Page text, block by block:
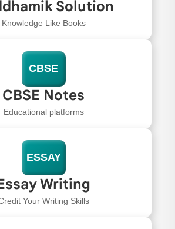
Solution
Knowledge Like Books
CBSE
CBSE Notes
Educational platforms
ESSAY
Writing
Your Writing Skills